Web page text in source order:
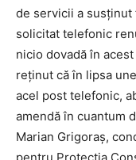
de servicii a susţinut
solicitat telefonic
nicio dovadă în
reţinut că în lipsa
acel post telefonic,
amendă în cuantum
Marian Grigoraș,